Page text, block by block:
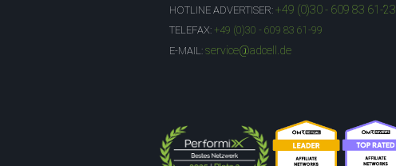
HOTLINE ADVERTISER: +49 (0)30 - 609 83 61-23
TELEFAX: +49 (0)30 - 609 83 61-99
E-MAIL: service@adcell.de